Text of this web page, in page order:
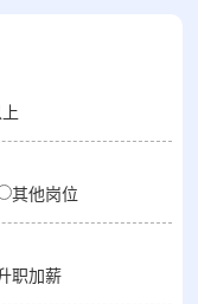
其他岗位
职加薪